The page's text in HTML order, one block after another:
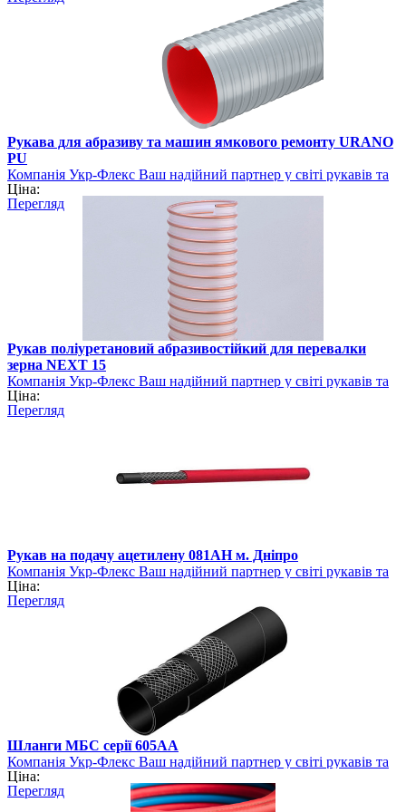
Рукава для абразиву та машин ямкового ремонту URANO
PU
Компанія Укр-Флекс Ваш надійний партнер у світі рукавів та
шлангів
Ціна:
Перегляд
Рукав поліуретановий абразивостійкий для перевалки
зерна NEXT 15
Компанія Укр-Флекс Ваш надійний партнер у світі рукавів та
шлангів
Ціна:
Перегляд
Рукав на подачу ацетилену 081AH м. Дніпро
Компанія Укр-Флекс Ваш надійний партнер у світі рукавів та
шлангів
Ціна:
Перегляд
Шланги МБС серії 605АА
Компанія Укр-Флекс Ваш надійний партнер у світі рукавів та
шлангів
Ціна:
Перегляд